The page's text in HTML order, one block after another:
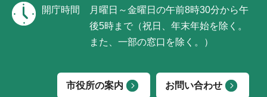
開庁時間
月曜日～金曜日の午前8時30分から午
後5時まで（祝日、年末年始を除く。
また、一部の窓口を除く。）
市役所の案内 お問い合わせ